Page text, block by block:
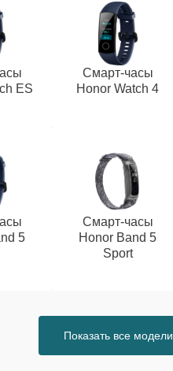
ES
Смарт-часы
Honor Watch 4
5
Смарт-часы
Honor Band 5
Sport
Показать все модели